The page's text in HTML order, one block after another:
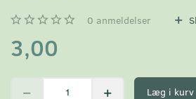
0 anmeldelser
3,00
Læg i kurv